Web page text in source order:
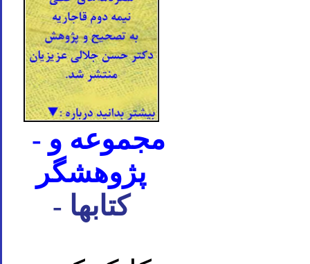
- مجموعه و
پژوهشگر
- کتابها